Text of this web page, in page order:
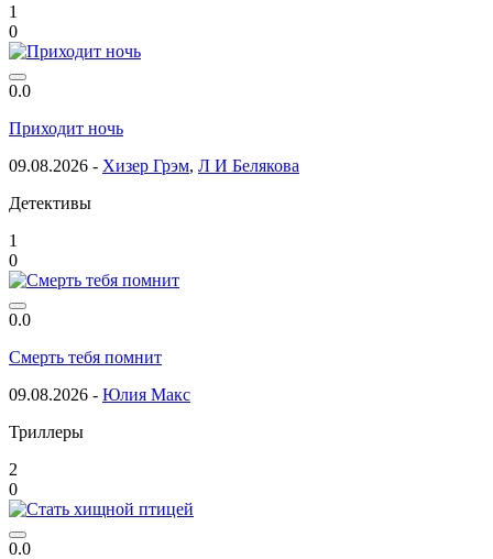
1
0
0.0
Приходит ночь
09.08.2026 - Хизер Грэм, Л И Белякова
Детективы
1
0
0.0
Смерть тебя помнит
09.08.2026 - Юлия Макс
Триллеры
2
0
0.0